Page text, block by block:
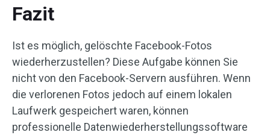
Fazit
Ist es möglich, gelöschte Facebook-Fotos
wiederherzustellen? Diese Aufgabe können Sie
nicht von den Facebook-Servern ausführen. Wenn
die verlorenen Fotos jedoch auf einem lokalen
Laufwerk gespeichert waren, können
professionelle Datenwiederherstellungssoftware